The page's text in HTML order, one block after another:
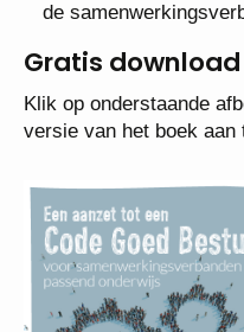
de
Gratis download
Klik op onderstaande
versie van het boek aan